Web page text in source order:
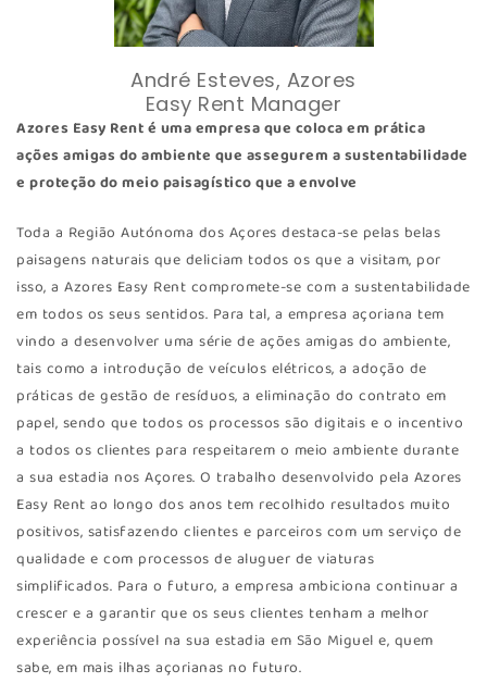
André Esteves, Azores
Easy Rent Manager
Azores Easy Rent é uma empresa que coloca em prática
ações amigas do ambiente que assegurem a sustentabilidade
e proteção do meio paisagístico que a envolve
Toda a Região Autónoma dos Açores destaca-se pelas belas
paisagens naturais que deliciam todos os que a visitam, por
isso, a Azores Easy Rent compromete-se com a sustentabilidade
em todos os seus sentidos. Para tal, a empresa açoriana tem
vindo a desenvolver uma série de ações amigas do ambiente,
tais como a introdução de veículos elétricos, a adoção de
práticas de gestão de resíduos, a eliminação do contrato em
papel, sendo que todos os processos são digitais e o incentivo
a todos os clientes para respeitarem o meio ambiente durante
a sua estadia nos Açores. O trabalho desenvolvido pela Azores
Easy Rent ao longo dos anos tem recolhido resultados muito
positivos, satisfazendo clientes e parceiros com um serviço de
qualidade e com processos de aluguer de viaturas
simplificados. Para o futuro, a empresa ambiciona continuar a
crescer e a garantir que os seus clientes tenham a melhor
experiência possível na sua estadia em São Miguel e, quem
sabe, em mais ilhas açorianas no futuro.